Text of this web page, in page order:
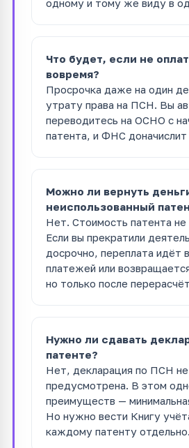
одному и тому же виду в
Что будет, если не
вовремя?
Просрочка даже на один
утрату права на ПСН. Вы
переводитесь на ОСНО с
патента, и ФНС доначислит
Можно ли вернуть
неиспользованный
Нет. Стоимость патента
Если вы прекратили
досрочно, переплата идёт
платежей или
но только после
Нужно ли сдавать
патенте?
Нет, декларация по ПСН не
предусмотрена. В этом
преимуществ —
Но нужно вести Книгу
каждому патенту отдельно.